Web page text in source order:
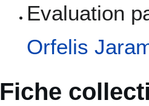
Evaluation
Orfelis
Fiche